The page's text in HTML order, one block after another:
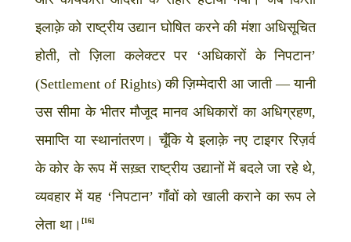
इलाक़े को राष्ट्रीय उद्यान घोषित करने की मंशा अधिसूचित
होती, तो ज़िला कलेक्टर पर ‘अधिकारों के निपटान’
(Settlement of Rights) की ज़िम्मेदारी आ जाती — यानी
उस सीमा के भीतर मौजूद मानव अधिकारों का अधिग्रहण,
समाप्ति या स्थानांतरण। चूँकि ये इलाक़े नए टाइगर रिज़र्व
के कोर के रूप में सख़्त राष्ट्रीय उद्यानों में बदले जा रहे थे,
व्यवहार में यह ‘निपटान’ गाँवों को खाली कराने का रूप ले
लेता था। [16]